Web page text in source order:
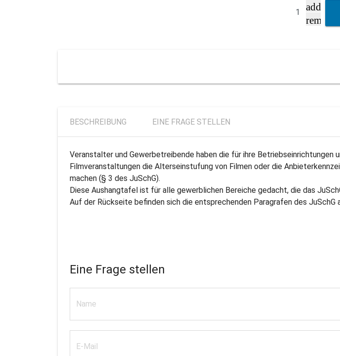
add
remove
BESCHREIBUNG EINE FRAGE STELLEN
Veranstalter und Gewerbetreibende haben die für ihre
Filmveranstaltungen die Alterseinstufung von Filmen oder die
machen (§ 3 des JuSchG).
Diese Aushangtafel ist für alle gewerblichen Bereiche gedacht, die das
Auf der Rückseite befinden sich die entsprechenden Paragrafen des JuSchG
Eine Frage stellen